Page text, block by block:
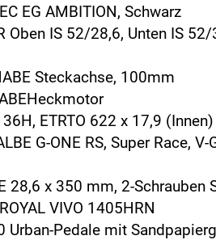
EG AMBITION, Schwarz
Oben IS 52/28,6, Unten IS
Steckachse, 100mm
ETRTO 622 x 17,9 (Innen)
G-ONE RS, Super Race,
28,6 x 350 mm, 2-Schrauben
VIVO 1405HRN
Urban-Pedale mit